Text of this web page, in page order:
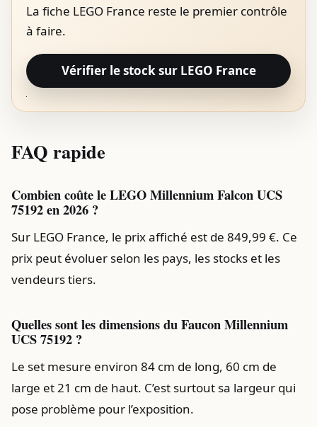
La fiche LEGO France reste le premier contrôle
à faire.
Vérifier le stock sur LEGO France
FAQ rapide
Combien coûte le LEGO Millennium Falcon UCS
75192 en 2026 ?
Sur LEGO France, le prix affiché est de 849,99 €. Ce
prix peut évoluer selon les pays, les stocks et les
vendeurs tiers.
Quelles sont les dimensions du Faucon Millennium
UCS 75192 ?
Le set mesure environ 84 cm de long, 60 cm de
large et 21 cm de haut. C’est surtout sa largeur qui
pose problème pour l’exposition.